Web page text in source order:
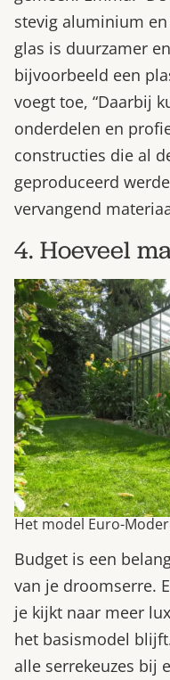
stevig aluminium
glas is duurzamer
bijvoorbeeld een
voegt toe, “Daarbij
onderdelen en
constructies die al
geproduceerd
vervangend
4. Hoeveel
Het model Euro-
Budget is een
van je droomserre.
je kijkt naar meer
het basismodel
alle serrekeuzes bij